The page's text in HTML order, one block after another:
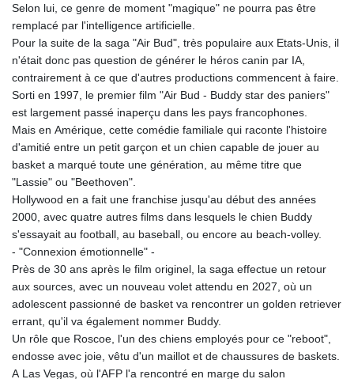
Selon lui, ce genre de moment "magique" ne pourra pas être
remplacé par l'intelligence artificielle.
Pour la suite de la saga "Air Bud", très populaire aux Etats-Unis, il
n'était donc pas question de générer le héros canin par IA,
contrairement à ce que d'autres productions commencent à faire.
Sorti en 1997, le premier film "Air Bud - Buddy star des paniers"
est largement passé inaperçu dans les pays francophones.
Mais en Amérique, cette comédie familiale qui raconte l'histoire
d'amitié entre un petit garçon et un chien capable de jouer au
basket a marqué toute une génération, au même titre que
"Lassie" ou "Beethoven".
Hollywood en a fait une franchise jusqu'au début des années
2000, avec quatre autres films dans lesquels le chien Buddy
s'essayait au football, au baseball, ou encore au beach-volley.
- "Connexion émotionnelle" -
Près de 30 ans après le film originel, la saga effectue un retour
aux sources, avec un nouveau volet attendu en 2027, où un
adolescent passionné de basket va rencontrer un golden retriever
errant, qu'il va également nommer Buddy.
Un rôle que Roscoe, l'un des chiens employés pour ce "reboot",
endosse avec joie, vêtu d'un maillot et de chaussures de baskets.
A Las Vegas, où l'AFP l'a rencontré en marge du salon